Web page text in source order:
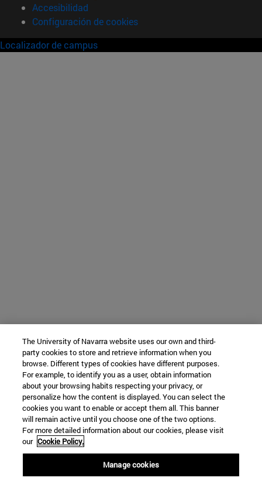
Accesibilidad
Configuración de cookies
Localizador de campus
The University of Navarra website uses our own and third-
party cookies to store and retrieve information when you
browse. Different types of cookies have different purposes.
For example, to identify you as a user, obtain information
about your browsing habits respecting your privacy, or
personalize how the content is displayed. You can select the
cookies you want to enable or accept them all. This banner
will remain active until you choose one of the two options.
For more detailed information about our cookies, please visit
our Cookie Policy.
Manage cookies